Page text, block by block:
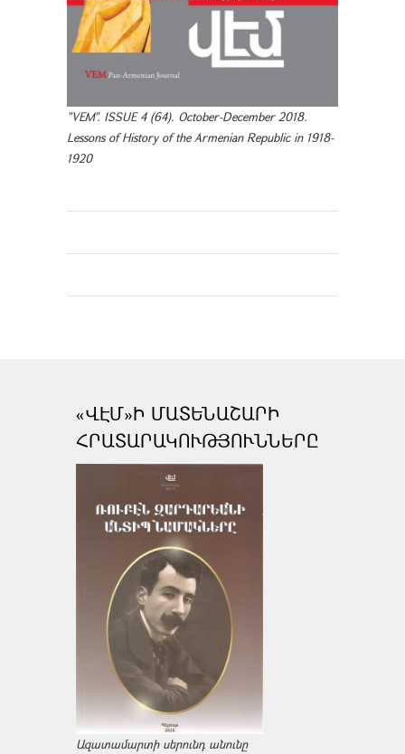
"VEM". ISSUE 4 (64). October-December 2018.
Lessons of History of the Armenian Republic in 1918-
1920
«ՎԷՄ»Ի ՄԱՏԵՆԱՇԱՐԻ
ՀՐԱՏԱՐԱԿՈՒԹՅՈՒՆՆԵՐԸ
Ազատամարտի սերունդ անունը